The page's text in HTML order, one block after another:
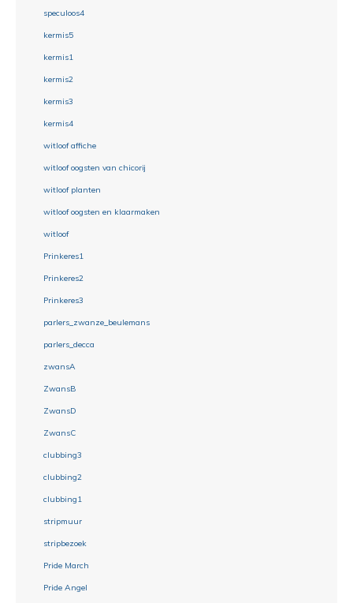
speculoos4
kermis5
kermis1
kermis2
kermis3
kermis4
witloof affiche
witloof oogsten van chicorij
witloof planten
witloof oogsten en klaarmaken
witloof
Prinkeres1
Prinkeres2
Prinkeres3
parlers_zwanze_beulemans
parlers_decca
zwansA
ZwansB
ZwansD
ZwansC
clubbing3
clubbing2
clubbing1
stripmuur
stripbezoek
Pride March
Pride Angel